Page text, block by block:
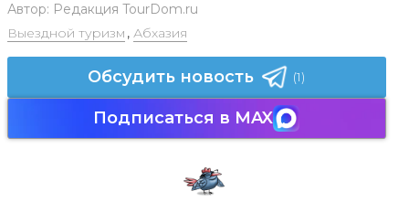
Автор: Редакция TourDom.ru
Выездной туризм , Абхазия
Обсудить новость (1)
Подписаться в MAX